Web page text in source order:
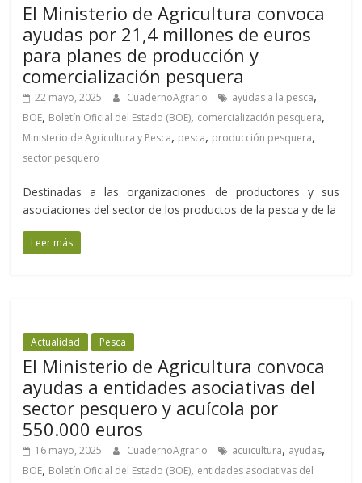
El Ministerio de Agricultura convoca
ayudas por 21,4 millones de euros
para planes de producción y
comercialización pesquera
22 mayo, 2025 CuadernoAgrario ayudas a la pesca,
BOE, Boletín Oficial del Estado (BOE), comercialización pesquera,
Ministerio de Agricultura y Pesca, pesca, producción pesquera,
sector pesquero
Destinadas a las organizaciones de productores y sus
asociaciones del sector de los productos de la pesca y de la
Leer más
Actualidad Pesca
El Ministerio de Agricultura convoca
ayudas a entidades asociativas del
sector pesquero y acuícola por
550.000 euros
16 mayo, 2025 CuadernoAgrario acuicultura, ayudas,
BOE, Boletín Oficial del Estado (BOE), entidades asociativas del